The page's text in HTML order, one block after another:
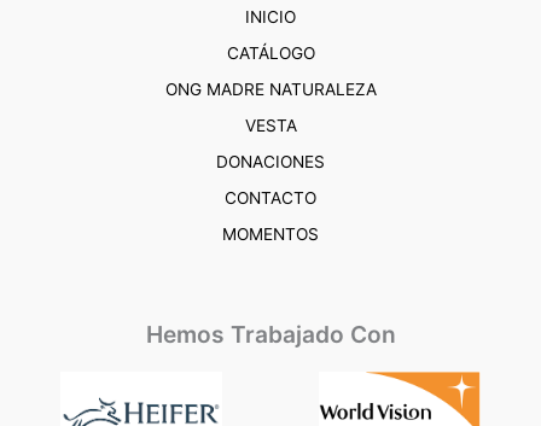
INICIO
CATÁLOGO
ONG MADRE NATURALEZA
VESTA
DONACIONES
CONTACTO
MOMENTOS
Hemos Trabajado Con